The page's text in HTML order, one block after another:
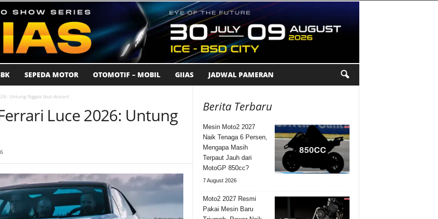
SEPEDA MOTOR OTOMOTIF – MOBIL GIIAS JADWAL PAMERAN
Untung Nggak Ikut-ikutan!
Luce 2026: Untung
Berita Terbaru
Mesin Moto2 2027
Naik Tenaga 6 Persen,
Mengapa Masih
Terpaut Jauh dari
MotoGP 850cc?
7 August 2026
Moto2 2027 Resmi
Pakai Mesin Baru